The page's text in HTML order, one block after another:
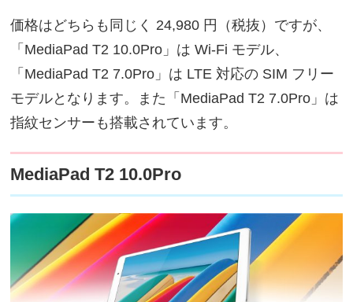
価格はどちらも同じく 24,980 円（税抜）ですが、
「MediaPad T2 10.0Pro」は Wi-Fi モデル、
「MediaPad T2 7.0Pro」は LTE 対応の SIM フリー
モデルとなります。また「MediaPad T2 7.0Pro」は
指紋センサーも搭載されています。
MediaPad T2 10.0Pro